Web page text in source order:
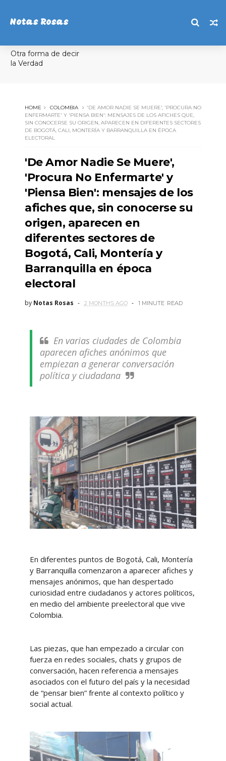
Notas Rosas
Otra forma de decir
la Verdad
HOME COLOMBIA
'DE AMOR NADIE SE MUERE', 'PROCURA NO
ENFERMARTE' Y 'PIENSA BIEN': MENSAJES DE LOS AFICHES QUE,
SIN CONOCERSE SU ORIGEN, APARECEN EN DIFERENTES SECTORES
DE BOGOTÁ, CALI, MONTERÍA Y BARRANQUILLA EN ÉPOCA
ELECTORAL
'De Amor Nadie Se Muere',
'Procura No Enfermarte' y
'Piensa Bien': mensajes de los
afiches que, sin conocerse su
origen, aparecen en
diferentes sectores de
Bogotá, Cali, Montería y
Barranquilla en época
electoral
by Notas Rosas 2 MONTHS AGO 1 MINUTE READ
En varias ciudades de Colombia
aparecen afiches anónimos que
empiezan a generar conversación
política y ciudadana
En diferentes puntos de Bogotá, Cali, Montería
y Barranquilla comenzaron a aparecer afiches y
mensajes anónimos, que han despertado
curiosidad entre ciudadanos y actores políticos,
en medio del ambiente preelectoral que vive
Colombia.
Las piezas, que han empezado a circular con
fuerza en redes sociales, chats y grupos de
conversación, hacen referencia a mensajes
asociados con el futuro del país y la necesidad
de “pensar bien” frente al contexto político y
social actual.